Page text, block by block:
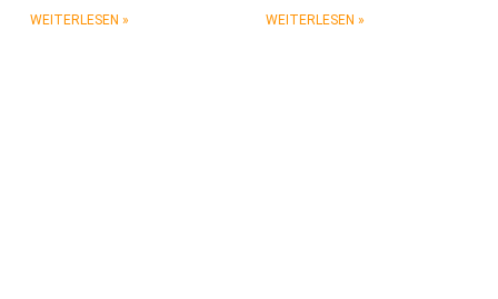
WEITERLESEN » WEITERLESEN »